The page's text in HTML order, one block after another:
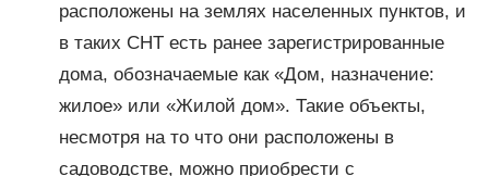
расположены на землях населенных пунктов, и
в таких СНТ есть ранее зарегистрированные
дома, обозначаемые как «Дом, назначение:
жилое» или «Жилой дом». Такие объекты,
несмотря на то что они расположены в
садоводстве, можно приобрести с